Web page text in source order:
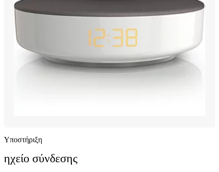
Υποστήριξη
ηχείο σύνδεσης